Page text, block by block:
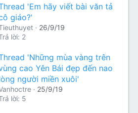
'Em hãy viết bài văn tả
giáo?'
26/9/19
lời: 2
'Những mùa vàng trên
cao Yên Bái đẹp đến nao
người miền xuôi'
25/9/19
lời: 5